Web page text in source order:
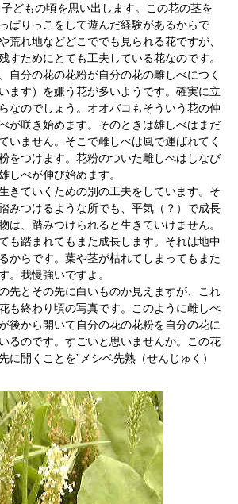
どもの頃を思い出します。この花の茎を
ぱりっこをして遊んだ経験があるからで
荒れ地などどこででも見られる花ですが、
すためにとても工夫している花なのです。
自分の花の花粉が自分の花の雌しべにつく
ます）を嫌う花が多いようです。確実に立
なのでしょう。オオバコもそういう花の仲
が咲き始めます。そのときは雄しべはまだ
いません。そこで雌しべは風で運ばれてく
をつけます。花粉のついた雌しべはしなび
しべが伸び始めます。
きていくための別の工夫をしています。そ
みつけるような所でも、平気（？）で成長
は、踏みつけられると生きていけません。
も踏まれてもまた成長します。それは地中
からです。葉や茎が枯れてしまってもまた
。我慢強いですよ。
先とその先に白いものか見えますが、これ
も終わり頃の写真です。このように雌しべ
後から開いて自分の花の花粉を自分の花に
るのです。すごいと思いませんか。この花
に開くことを”メシベ先熟（せんじゅく）